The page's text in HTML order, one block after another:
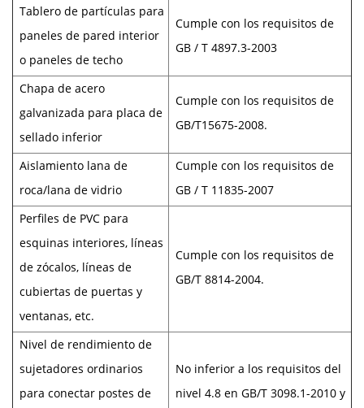
Tablero de partículas para
paneles de pared interior
o paneles de techo
Cumple con los requisitos de
GB / T 4897.3-2003
Chapa de acero
galvanizada para placa de
sellado inferior
Cumple con los requisitos de
GB/T15675-2008.
Aislamiento lana de
roca/lana de vidrio
Cumple con los requisitos de
GB / T 11835-2007
Perfiles de PVC para
esquinas interiores, líneas
de zócalos, líneas de
cubiertas de puertas y
ventanas, etc.
Cumple con los requisitos de
GB/T 8814-2004.
Nivel de rendimiento de
sujetadores ordinarios
para conectar postes de
No inferior a los requisitos del
nivel 4.8 en GB/T 3098.1-2010 y